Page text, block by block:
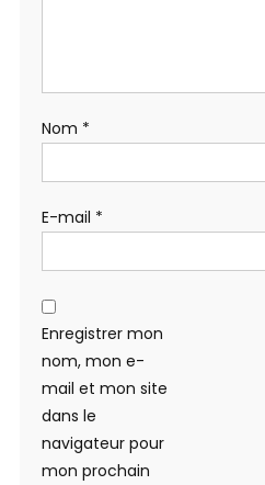
Nom *
E-mail *
Enregistrer mon
nom, mon e-
mail et mon site
dans le
navigateur pour
mon prochain